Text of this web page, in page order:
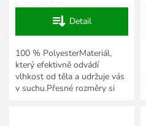
Detail
100 % PolyesterMateriál,
který efektivně odvádí
vlhkost od těla a udržuje vás
v suchu.Přesné rozměry si